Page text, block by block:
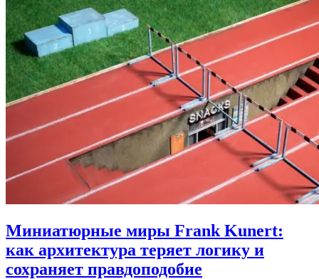
Миниатюрные миры Frank Kunert:
как архитектура теряет логику и
сохраняет правдоподобие